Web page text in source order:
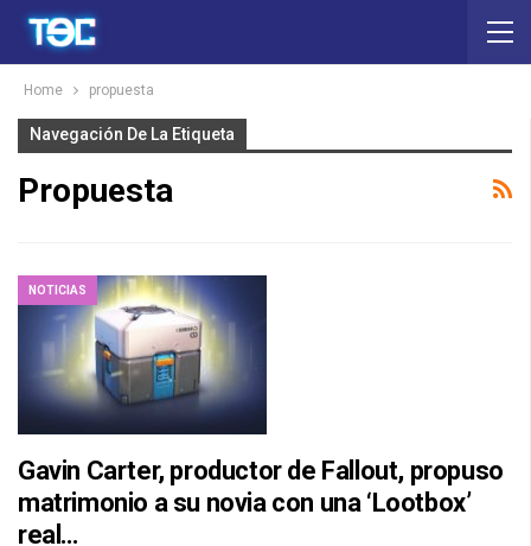
Home propuesta
Navegación De La Etiqueta
Propuesta
NOTICIAS
Gavin Carter, productor de Fallout, propuso
matrimonio a su novia con una ‘Lootbox’
real…